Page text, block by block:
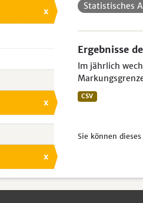
x
x
x
Statistisches
Ergebnisse
Im jährlich
CSV
Sie können